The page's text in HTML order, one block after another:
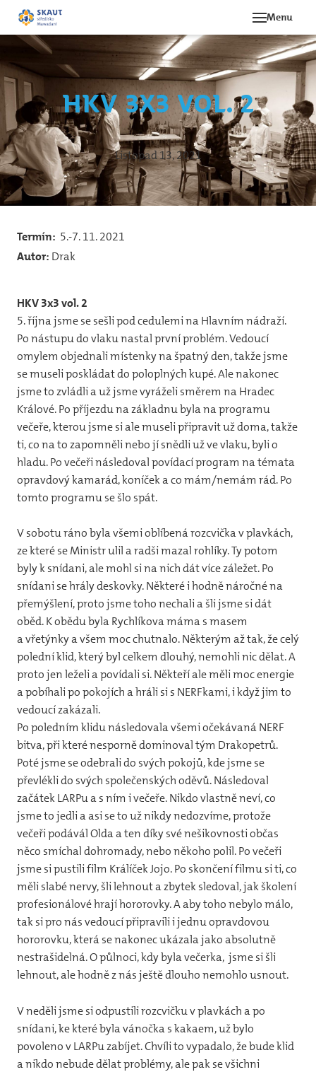
Menu
Akce
O
HKV 3x3 vol. 2
Listopad 13, 2021
Termín: 5.-7. 11. 2021
Autor: Drak
HKV 3x3 vol. 2
5. října jsme se sešli pod cedulemi na Hlavním nádraží.
Po nástupu do vlaku nastal první problém. Vedoucí
omylem objednali místenky na špatný den, takže jsme
se museli poskládat do poloplných kupé. Ale nakonec
jsme to zvládli a už jsme vyráželi směrem na Hradec
Králové. Po příjezdu na základnu byla na programu
večeře, kterou jsme si ale museli připravit už doma, takže
ti, co na to zapomněli nebo jí snědli už ve vlaku, byli o
hladu. Po večeři následoval povídací program na témata
opravdový kamarád, koníček a co mám/nemám rád. Po
tomto programu se šlo spát.
V sobotu ráno byla všemi oblíbená rozcvička v plavkách,
ze které se Ministr ulil a radši mazal rohlíky. Ty potom
byly k snídani, ale mohl si na nich dát více záležet. Po
snídani se hrály deskovky. Některé i hodně náročné na
přemýšlení, proto jsme toho nechali a šli jsme si dát
oběd. K obědu byla Rychlíkova máma s masem
a vřetýnky a všem moc chutnalo. Některým až tak, že celý
polední klid, který byl celkem dlouhý, nemohli nic dělat. A
proto jen leželi a povídali si. Někteří ale měli moc energie
a pobíhali po pokojích a hráli si s NERFkami, i když jim to
vedoucí zakázali.
Po poledním klidu následovala všemi očekávaná NERF
bitva, při které nesporně dominoval tým Drakopetrů.
Poté jsme se odebrali do svých pokojů, kde jsme se
převlékli do svých společenských oděvů. Následoval
začátek LARPu a s ním i večeře. Nikdo vlastně neví, co
jsme to jedli a asi se to už nikdy nedozvíme, protože
večeři podávál Olda a ten díky své nešikovnosti občas
něco smíchal dohromady, nebo někoho polil. Po večeři
jsme si pustili film Králíček Jojo. Po skončení filmu si ti, co
měli slabé nervy, šli lehnout a zbytek sledoval, jak školení
profesionálové hrají hororovky. A aby toho nebylo málo,
tak si pro nás vedoucí připravili i jednu opravdovou
hororovku, která se nakonec ukázala jako absolutně
nestrašidelná. O půlnoci, kdy byla večerka, jsme si šli
lehnout, ale hodně z nás ještě dlouho nemohlo usnout.
V neděli jsme si odpustili rozcvičku v plavkách a po
snídani, ke které byla vánočka s kakaem, už bylo
povoleno v LARPu zabíjet. Chvíli to vypadalo, že bude klid
a nikdo nebude dělat problémy, ale pak se všichni